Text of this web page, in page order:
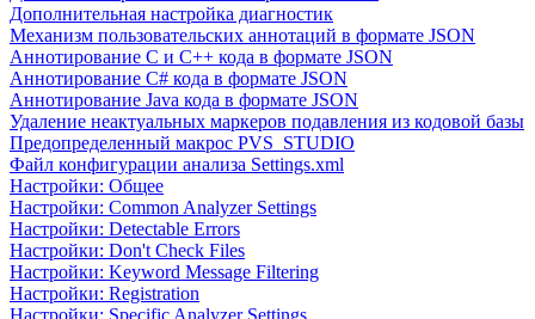
Дополнительная настройка диагностик
Механизм пользовательских аннотаций в формате JSON
Аннотирование C и C++ кода в формате JSON
Аннотирование C# кода в формате JSON
Аннотирование Java кода в формате JSON
Удаление неактуальных маркеров подавления из кодовой базы
Предопределенный макрос PVS_STUDIO
Файл конфигурации анализа Settings.xml
Настройки: Общее
Настройки: Common Analyzer Settings
Настройки: Detectable Errors
Настройки: Don't Check Files
Настройки: Keyword Message Filtering
Настройки: Registration
Настройки: Specific Analyzer Settings